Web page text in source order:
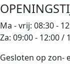
Ma - vrij: 08:30 -
Za: 09:00 - 12:00 /
Gesloten op zon-